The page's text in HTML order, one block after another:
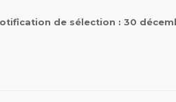
de sélection : 30